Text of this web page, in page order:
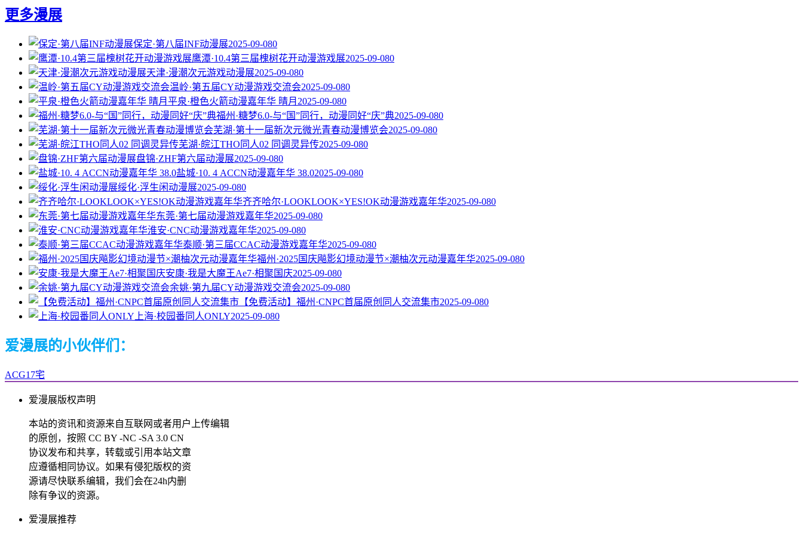
更多漫展
保定·第八届INF动漫展2025-09-080
鹰潭·10.4第三届槐树花开动漫游戏展2025-09-080
天津·漫潮次元游戏动漫展2025-09-080
温岭·第五届CY动漫游戏交流会2025-09-080
平泉·橙色火箭动漫嘉年华 晴月 2025-09-080
福州·糖梦6.0-与“国”同行，动漫同好“庆”典2025-09-080
芜湖·第十一届新次元微光青春动漫博览会2025-09-080
芜湖·皖江THO同人02 同调灵异传2025-09-080
盘锦·ZHF第六届动漫展2025-09-080
盐城·10. 4 ACCN动漫嘉年华 38.02025-09-080
绥化·浮生闲动漫展2025-09-080
齐齐哈尔·LOOKLOOK×YES!OK动漫游戏嘉年华2025-09-080
东莞·第七届动漫游戏嘉年华2025-09-080
淮安·CNC动漫游戏嘉年华2025-09-080
泰顺·第三届CCAC动漫游戏嘉年华2025-09-080
福州·2025国庆飚影幻境动漫节×潮柚次元动漫嘉年华2025-09-080
安康·我是大魔王Ae7·相聚国庆2025-09-080
余姚·第九届CY动漫游戏交流会2025-09-080
【免费活动】福州·CNPC首届原创同人交流集市2025-09-080
上海·校园番同人ONLY2025-09-080
爱漫展的小伙伴们：
ACG17宅
爱漫展版权声明
本站的资讯和资源来自互联网或者用户上传编辑
的原创，按照 CC BY -NC -SA 3.0 CN
协议发布和共享，转载或引用本站文章
应遵循相同协议。如果有侵犯版权的资
源请尽快联系编辑，我们会在24h内删
除有争议的资源。
爱漫展推荐